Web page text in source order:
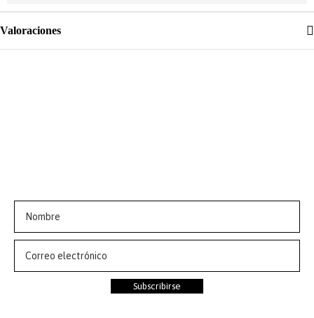
Valoraciones
Subscribirse